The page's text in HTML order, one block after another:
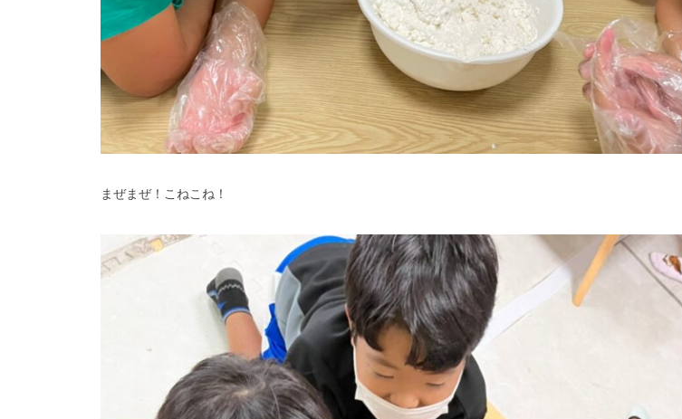
まぜまぜ！こねこね！